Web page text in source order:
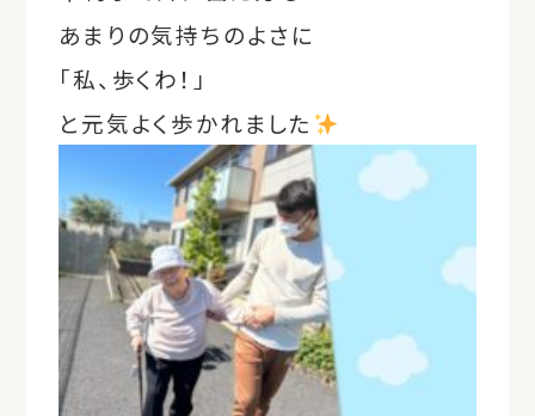
あまりの気持ちのよさに
「私、歩くわ！」
と元気よく歩かれました